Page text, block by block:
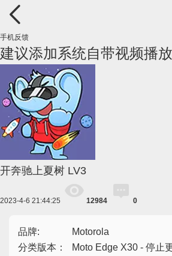
手机反馈
建议添加系统自带视频播
开奔驰上夏树 LV3
2023-4-6 21:44:25 12984 0
品牌:
Motorola
分类版本：
Moto Edge X30 - 停止